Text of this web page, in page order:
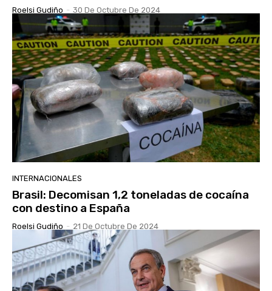
Roelsi Gudiño - 30 De Octubre De 2024
INTERNACIONALES
Brasil: Decomisan 1,2 toneladas de cocaína
con destino a España
Roelsi Gudiño - 21 De Octubre De 2024